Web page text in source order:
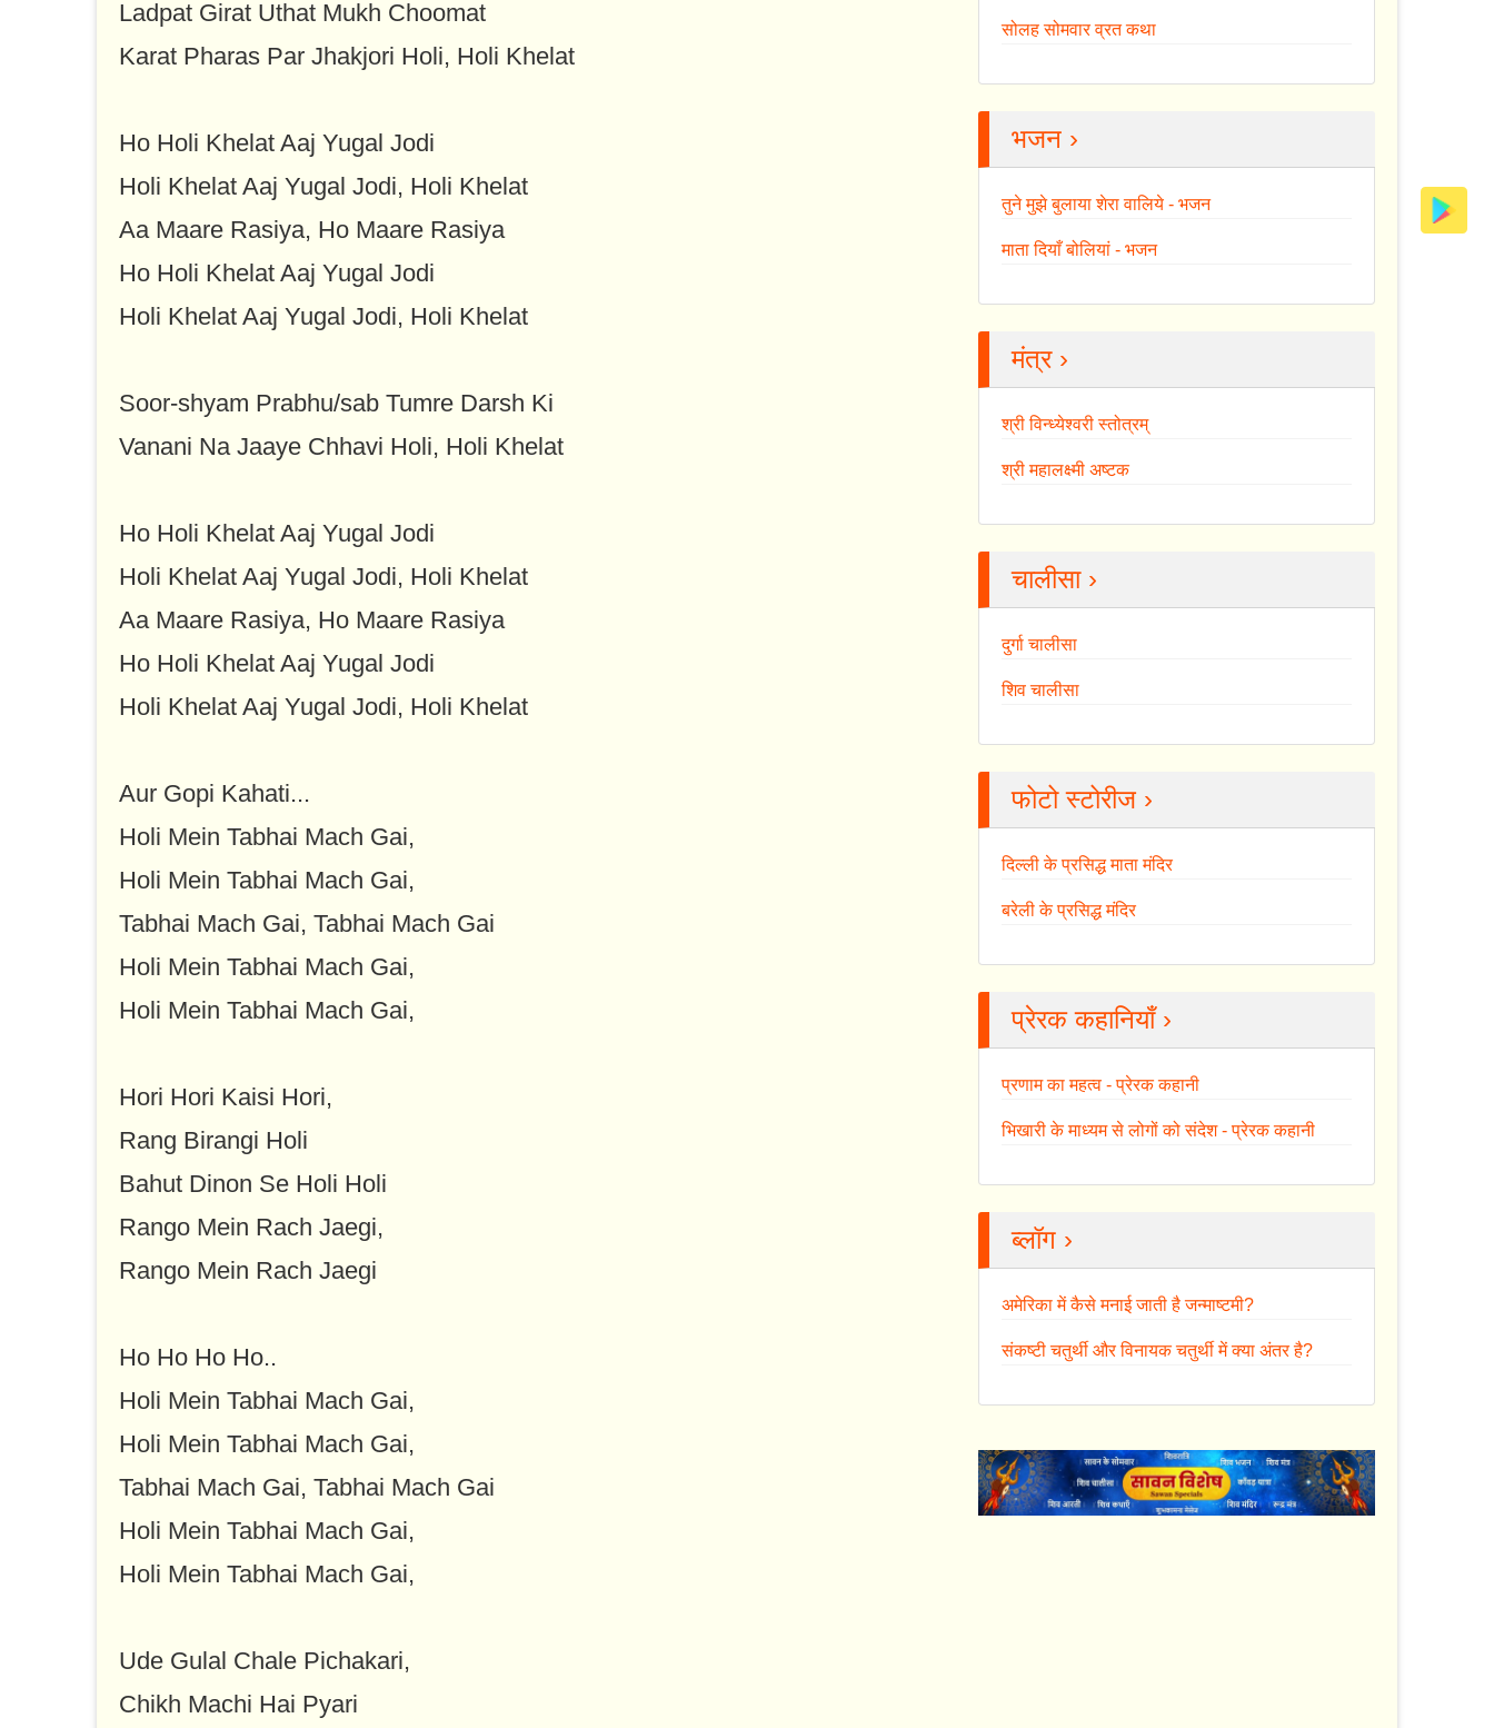
Ladpat Girat Uthat Mukh Choomat
Karat Pharas Par Jhakjori Holi, Holi Khelat
Ho Holi Khelat Aaj Yugal Jodi
Holi Khelat Aaj Yugal Jodi, Holi Khelat
Aa Maare Rasiya, Ho Maare Rasiya
Ho Holi Khelat Aaj Yugal Jodi
Holi Khelat Aaj Yugal Jodi, Holi Khelat
Soor-shyam Prabhu/sab Tumre Darsh Ki
Vanani Na Jaaye Chhavi Holi, Holi Khelat
Ho Holi Khelat Aaj Yugal Jodi
Holi Khelat Aaj Yugal Jodi, Holi Khelat
Aa Maare Rasiya, Ho Maare Rasiya
Ho Holi Khelat Aaj Yugal Jodi
Holi Khelat Aaj Yugal Jodi, Holi Khelat
Aur Gopi Kahati...
Holi Mein Tabhai Mach Gai,
Holi Mein Tabhai Mach Gai,
Tabhai Mach Gai, Tabhai Mach Gai
Holi Mein Tabhai Mach Gai,
Holi Mein Tabhai Mach Gai,
Hori Hori Kaisi Hori,
Rang Birangi Holi
Bahut Dinon Se Holi Holi
Rango Mein Rach Jaegi,
Rango Mein Rach Jaegi
Ho Ho Ho Ho..
Holi Mein Tabhai Mach Gai,
Holi Mein Tabhai Mach Gai,
Tabhai Mach Gai, Tabhai Mach Gai
Holi Mein Tabhai Mach Gai,
Holi Mein Tabhai Mach Gai,
Ude Gulal Chale Pichakari,
Chikh Machi Hai Pyari
सोलह सोमवार व्रत कथा
भजन ›
तुने मुझे बुलाया शेरा वालिये - भजन
माता दियाँ बोलियां - भजन
मंत्र ›
श्री विन्ध्येश्वरी स्तोत्रम्
श्री महालक्ष्मी अष्टक
चालीसा ›
दुर्गा चालीसा
शिव चालीसा
फोटो स्टोरीज ›
दिल्ली के प्रसिद्ध माता मंदिर
बरेली के प्रसिद्ध मंदिर
प्रेरक कहानियाँ ›
प्रणाम का महत्व - प्रेरक कहानी
भिखारी के माध्यम से लोगों को संदेश - प्रेरक कहानी
ब्लॉग ›
अमेरिका में कैसे मनाई जाती है जन्माष्टमी?
संकष्टी चतुर्थी और विनायक चतुर्थी में क्या अंतर है?